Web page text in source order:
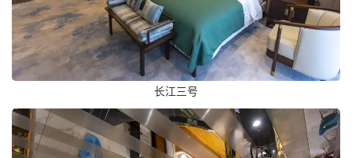
长江三号